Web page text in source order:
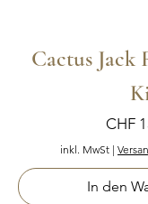
Cactus Jack
Preis
CHF
inkl. MwSt |
In den